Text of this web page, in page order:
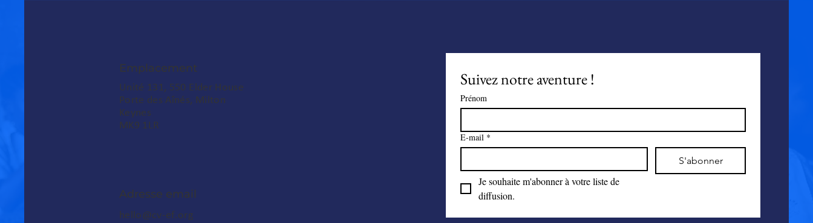
Emplacement
Unité 131, 550 Elder House
Porte des Aînés, Milton
Keynes
MK9 1LR
Adresse email
hello@cv-ef.org
Suivez notre aventure !
Prénom
E-mail *
S'abonner
Je souhaite m'abonner à votre liste de
diffusion.